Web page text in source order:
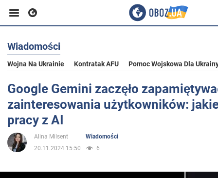
Biznes
Sport
Życie
Wiadomości
Wojna Na Ukrainie Kontratak AFU Pomoc Wojskowa Dla
Google Gemini zaczęło
zainteresowania użytkowników:
pracy z AI
Alina Milsent
Wiadomości
20.11.2024 15:50
6